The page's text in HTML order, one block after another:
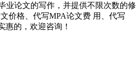
业论文的写作，并提供不限次数的修
价格、代写MPA论文费 用、代写
惠的，欢迎咨询！